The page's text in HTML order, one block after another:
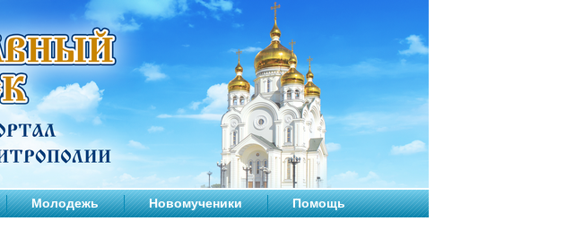
Молодежь Новомученики Помощь